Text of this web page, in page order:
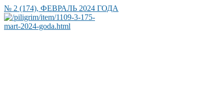
№ 2 (174), ФЕВРАЛЬ 2024 ГОДА